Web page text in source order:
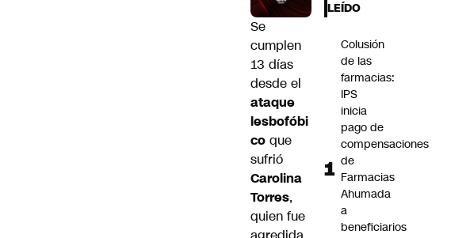
Se
cumplen
13 días
desde el
ataque
lesbofóbi
co que
sufrió
Carolina
Torres,
quien fue
LEÍDO
Colusión
de las
farmacias:
IPS
inicia
pago de
compensaciones
de
Farmacias
Ahumada
a
beneficiarios